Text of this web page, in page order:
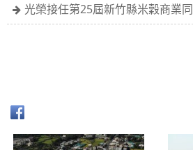
光榮接任第25屆新竹縣米穀商業